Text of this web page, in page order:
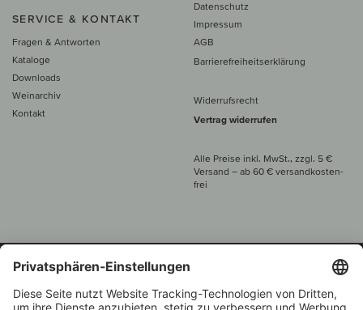
SERVICE & KONTAKT
Fragen & Antworten
Kataloge
Downloads
Weinarchiv
Kontakt
Datenschutz
Impressum
AGB
Barrierefreiheitserklärung
Widerrufsrecht
Vertrag widerrufen
Alle Preise inkl. MwSt., zzgl. 5 €
Versand – ab 60 € versand­kosten­
frei
Beratung unter
+49 421 696 797-0